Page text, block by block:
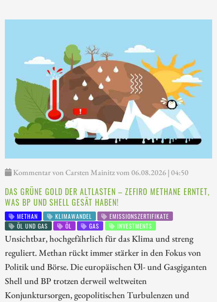
Kommentar von Carsten Mainitz vom 06.08.2026 | 04:50
DAS GRÜNE GOLD DER ALTLASTEN – ZEFIRO METHANE ERNTET,
WAS BP UND SHELL GESÄT HABEN!
METHAN KLIMAWANDEL
EMISSIONSZERTIFIKATE
ÖL UND GAS
ÖL GAS INVESTMENTS
Unsichtbar, hochgefährlich für das Klima und streng
reguliert. Methan rückt immer stärker in den Fokus von
Politik und Börse. Die europäischen Öl- und Gasgiganten
Shell und BP trotzen derweil weltweiten
Konjunktursorgen, geopolitischen Turbulenzen und